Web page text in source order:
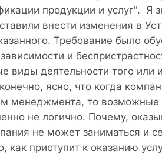
продукции и услуг".
внести изменения в
Требование было
и
виды деятельности того или
ясно, что когда
менеджмента, то
не логично. Почему,
не может заниматься и
как приступит к оказанию